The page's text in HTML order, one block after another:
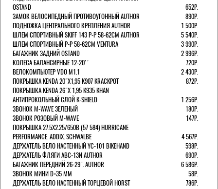
OSTAND
652Р.
ЗАМОК ВЕЛОСИПЕДНЫЙ ПРОТИВОУГОННЫЙ AUTHOR
890Р.
ПОДНОЖКА ЦЕНТРАЛЬНОГО КРЕПЛЕНИЯ AUTHOR
1 500Р.
ШЛЕМ СПОРТИВНЫЙ SKIFF 143 Р-Р 58-62СМ AUTHOR
5 540Р.
ШЛЕМ СПОРТИВНЫЙ Р-Р 58-62СМ VENTURA
3 990Р.
БАГАЖНИК ЗАДНИЙ OSTAND
2 996Р.
КОЛЕСА БАЛАНСИРНЫЕ 12-20''
720Р.
ВЕЛОКОМПЬЮТЕР VDO M1.1
2 430Р.
ПОКРЫШКА KENDA 20"Х1,95 K907 KRACKPOT
872Р.
ПОКРЫШКА KENDA 26"Х 1,95 K935 KHAN
АНТИПРОКОЛЬНЫЙ СЛОЙ K-SHIELD
1 256Р.
ЗВОНОК M-WAVE ЗЕЛЕНЫЙ
180Р.
ЗВОНОК РОЗОВЫЙ M-WAVE
147Р.
ПОКРЫШКА 27.5X2.25/650B (57 584) HURRICANE
PERFORMANCE. ADDIX. SCHWALBE
4 567Р.
ДЕРЖАТЕЛЬ ВЕЛО НАСТЕННЫЙ YC-101 BIKEHAND
598Р.
ДЕРЖАТЕЛЬ ФЛЯГИ ABC-13N AUTHOR
690Р.
БАГАЖНИК ПЕРЕДНИЙ 26-29". AUTHOR
6 586Р.
ЗВОНОК МИНИ D=35 ММ
58Р.
ДЕРЖАТЕЛЬ ВЕЛО НАСТЕННЫЙ ТОРЦЕВОЙ HORST
786Р.